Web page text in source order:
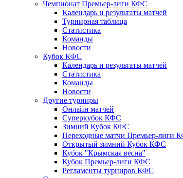
Чемпионат Премьер-лиги КФС
Календарь и результаты матчей
Турнирная таблица
Статистика
Команды
Новости
Кубок КФС
Календарь и результаты матчей
Статистика
Команды
Новости
Другие турниры
Онлайн матчей
Суперкубок КФС
Зимний Кубок КФС
Переходные матчи Премьер-лиги
Открытый зимний Кубок КФС
Кубок "Крымская весна"
Кубок Премьер-лиги КФС
Регламенты турниров КФС